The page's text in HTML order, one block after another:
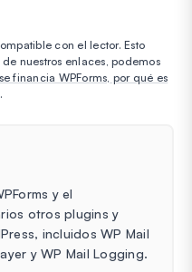
con el lector. Esto
nuestros enlaces, podemos
financia WPForms, por qué es
.
y el
otros plugins y
incluidos WP Mail
y WP Mail Logging.